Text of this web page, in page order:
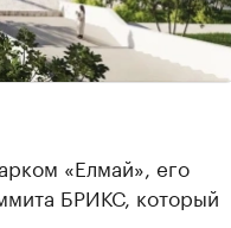
«Елмай», его
БРИКС, который